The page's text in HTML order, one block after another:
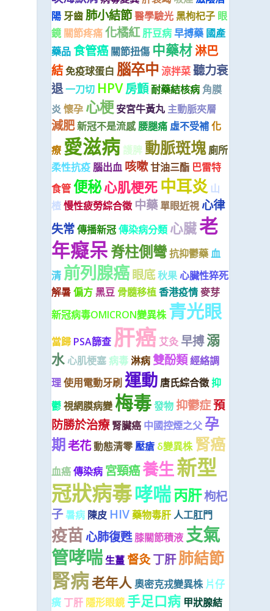
陽牙齒肺小結節醫學驗光黑枸杞子 眼
鏡 關節疼痛化橘紅 肝豆病早搏藥 國產
藥品食管癌 關節扭傷 中藥材淋巴
結免疫球蛋白 腦卒中涼拌菜聽力衰
退一刀切 HPV房顫耐藥結核病 角膜
炎 懷孕 心梗 安宮牛黃丸 主動脈夾層
減肥新冠不是流感腰腿痛 虛不受補化
療 愛滋病 護脾 動脈斑塊 廁所
柔性抗疫腦出血 咳嗽甘油三酯 巴雷特
食管 便秘心肌梗死 中耳炎 山
楂慢性疲勞綜合徵 中藥 單眼近視心律
失常傳播新冠傳染病分類 心臟老
年癡呆脊柱側彎抗抑鬱藥血
清 前列腺癌眼底秋果心臟性猝死
解暑偏方黑豆 骨髓移植香港疫情麥芽
新冠病毒OMICRON變異株 青光眼
當歸 PSA篩查 肝癌 艾灸 早搏溺
水 心肌梗塞 病毒淋病雙酚類經絡調
理使用電動牙刷 運動唐氏綜合徵抑
鬱視網膜病變 梅毒發物 抑鬱症預
防勝於治療 腎臟癌 中國控煙之父 孕
期 老花動態清零壓瘡 δ變異株 腎癌
血癌傳染病 宮頸癌養生新型
冠狀病毒哮喘丙肝枸杞
子暑病 陳皮 HIV 藥物毒肝人工肛門
疫苗心肺復甦 膝關節積液支氣
管哮喘生薑 督灸丁肝肺結節
腎病老年人奧密克戎變異株 片仔
癀 丁肝 隱形眼鏡 手足口病 甲狀腺結